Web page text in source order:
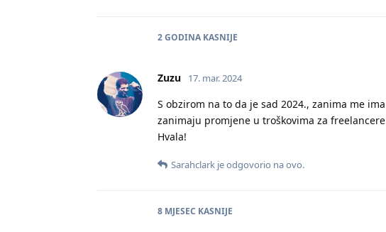
2 GODINA KASNIJE
Zuzu 17. mar. 2024
S obzirom na to da je sad 2024., zanima me
zanimaju promjene u troškovima za
Hvala!
Sarahclark je odgovorio na ovo.
8 MJESEC KASNIJE